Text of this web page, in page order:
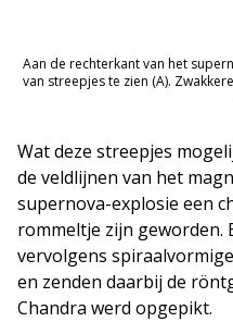
Aan de rechterkant van het
van streepjes te zien (A).
Wat deze streepjes
de veldlijnen van het
supernova-explosie een
rommeltje zijn geworden.
vervolgens
en zenden daarbij de
Chandra werd opgepikt.